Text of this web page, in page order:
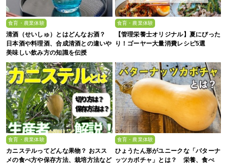
食育・農業体験
清酒（せいしゅ）とはどんなお酒？
日本酒や料理酒、合成清酒との違いや
美味しい飲み方の知識を伝授
食育・農業体験
【管理栄養士オリジナル】夏にぴった
り！ゴーヤー大量消費レシピ5選
食育・農業体験
カニステルってどんな果物？ おスス
メの食べ方や保存方法、栽培方法など
食育・農業体験
ひょうたん形がユニークな「バターナ
ッツカボチャ」とは？ 栄養、食べ